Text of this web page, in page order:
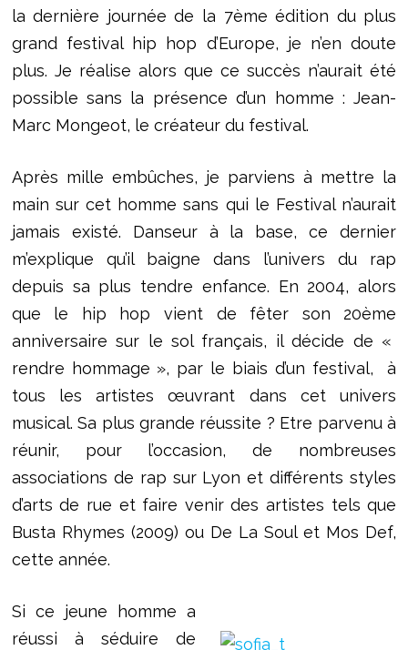
la dernière journée de la 7ème édition du plus
grand festival hip hop d’Europe, je n’en doute
plus. Je réalise alors que ce succès n’aurait été
possible sans la présence d’un homme : Jean-
Marc Mongeot, le créateur du festival.
Après mille embûches, je parviens à mettre la
main sur cet homme sans qui le Festival n’aurait
jamais existé. Danseur à la base, ce dernier
m’explique qu’il baigne dans l’univers du rap
depuis sa plus tendre enfance. En 2004, alors
que le hip hop vient de fêter son 20ème
anniversaire sur le sol français, il décide de «
rendre hommage », par le biais d’un festival, à
tous les artistes œuvrant dans cet univers
musical. Sa plus grande réussite ? Etre parvenu à
réunir, pour l’occasion, de nombreuses
associations de rap sur Lyon et différents styles
d’arts de rue et faire venir des artistes tels que
Busta Rhymes (2009) ou De La Soul et Mos Def,
cette année.
Si ce jeune homme a
réussi à séduire de